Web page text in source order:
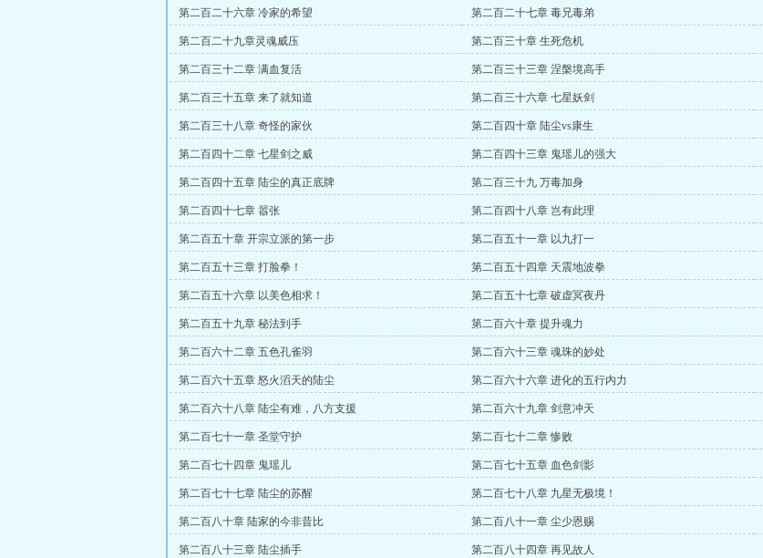
第二百二十六章 冷家的希望 第二百二十七章 毒兄毒弟
第二百二十九章灵魂威压 第二百三十章 生死危机
第二百三十二章 满血复活 第二百三十三章 涅槃境高手
第二百三十五章 来了就知道 第二百三十六章 七星妖剑
第二百三十八章 奇怪的家伙 第二百四十章 陆尘vs康生
第二百四十二章 七星剑之威 第二百四十三章 鬼瑶儿的强大
第二百四十五章 陆尘的真正底牌 第二百三十九 万毒加身
第二百四十七章 嚣张 第二百四十八章 岂有此理
第二百五十章 开宗立派的第一步 第二百五十一章 以九打一
第二百五十三章 打脸拳！ 第二百五十四章 天震地波拳
第二百五十六章 以美色相求！ 第二百五十七章 破虚冥夜丹
第二百五十九章 秘法到手 第二百六十章 提升魂力
第二百六十二章 五色孔雀羽 第二百六十三章 魂珠的妙处
第二百六十五章 怒火滔天的陆尘 第二百六十六章 进化的五行内力
第二百六十八章 陆尘有难，八方支援 第二百六十九章 剑意冲天
第二百七十一章 圣堂守护 第二百七十二章 惨败
第二百七十四章 鬼瑶儿 第二百七十五章 血色剑影
第二百七十七章 陆尘的苏醒 第二百七十八章 九星无极境！
第二百八十章 陆家的今非昔比 第二百八十一章 尘少恩赐
第二百八十三章 陆尘插手 第二百八十四章 再见故人